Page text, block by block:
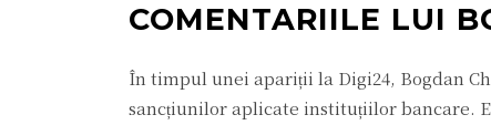
COMENTARIILE LUI
În timpul unei apariții la Digi24, Bogdan
sancțiunilor aplicate instituțiilor bancare.